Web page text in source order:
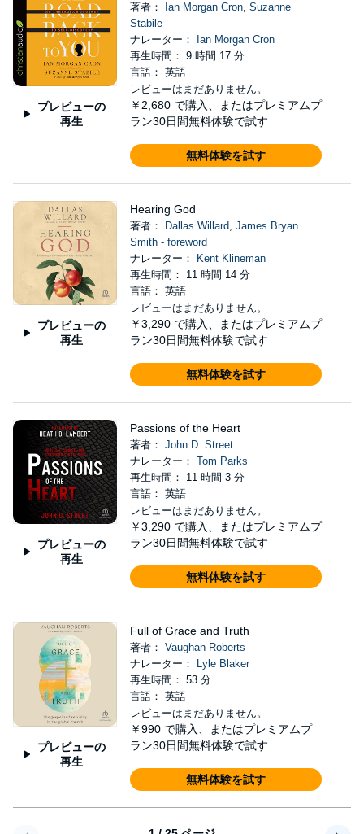
プレビューの
再生
著者： Ian Morgan Cron, Suzanne
Stabile
ナレーター：
Ian Morgan Cron
再生時間： 9 時間 17 分
言語： 英語
レビューはまだありません。
￥2,680 で購入、またはプレミアムプ
ラン30日間無料体験で試す
無料体験を試す
プレビューの
再生
Hearing God
著者： Dallas Willard, James Bryan
Smith - foreword
ナレーター：
Kent Klineman
再生時間： 11 時間 14 分
言語： 英語
レビューはまだありません。
￥3,290 で購入、またはプレミアムプ
ラン30日間無料体験で試す
無料体験を試す
プレビューの
再生
Passions of the Heart
著者： John D. Street
ナレーター： Tom Parks
再生時間： 11 時間 3 分
言語： 英語
レビューはまだありません。
￥3,290 で購入、またはプレミアムプ
ラン30日間無料体験で試す
無料体験を試す
プレビューの
再生
Full of Grace and Truth
著者： Vaughan Roberts
ナレーター：
Lyle Blaker
再生時間： 53 分
言語： 英語
レビューはまだありません。
￥990 で購入、またはプレミアムプ
ラン30日間無料体験で試す
無料体験を試す